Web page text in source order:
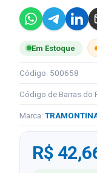
Em Estoque
Código: 500658
Código de Barras
Marca:
R$